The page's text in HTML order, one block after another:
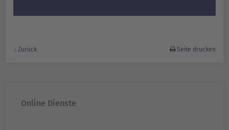
Zurück Seite drucken
Online Dienste